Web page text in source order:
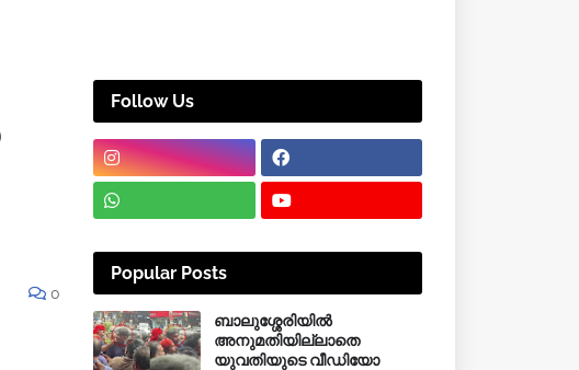
0
Follow Us
Popular Posts
ബാലുശ്ശേരിയിൽ
അനുമതിയില്ലാതെ
യുവതിയുടെ വീഡിയോ